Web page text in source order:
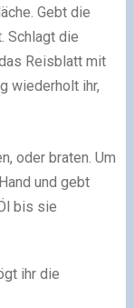
Gebt die
Schlagt die
Reisblatt mit
wiederholt ihr,
oder braten. Um
und gebt
bis sie
ihr die